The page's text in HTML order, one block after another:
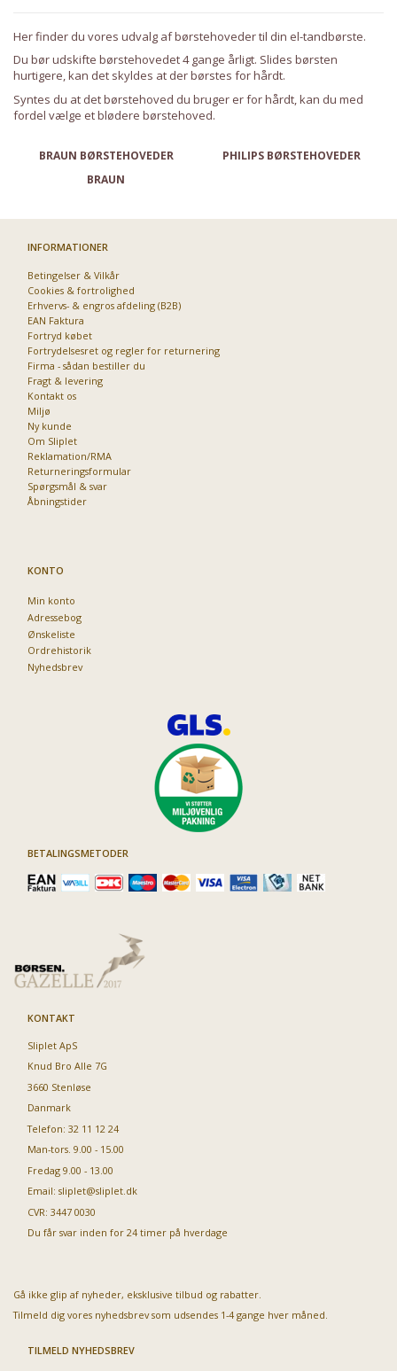
Her finder du vores udvalg af børstehoveder til din el-tandbørste.
Du bør udskifte børstehovedet 4 gange årligt. Slides børsten
hurtigere, kan det skyldes at der børstes for hårdt.
Syntes du at det børstehoved du bruger er for hårdt, kan du med
fordel vælge et blødere børstehoved.
BRAUN BØRSTEHOVEDER
PHILIPS BØRSTEHOVEDER
BRAUN
INFORMATIONER
Betingelser & Vilkår
Cookies & fortrolighed
Erhvervs- & engros afdeling (B2B)
EAN Faktura
Fortryd købet
Fortrydelsesret og regler for returnering
Firma - sådan bestiller du
Fragt & levering
Kontakt os
Miljø
Ny kunde
Om Sliplet
Reklamation/RMA
Returneringsformular
Spørgsmål & svar
Åbningstider
KONTO
Min konto
Adressebog
Ønskeliste
Ordrehistorik
Nyhedsbrev
BETALINGSMETODER
KONTAKT
Sliplet ApS
Knud Bro Alle 7G
3660 Stenløse
Danmark
Telefon: 32 11 12 24
Man-tors. 9.00 - 15.00
Fredag 9.00 - 13.00
Email: sliplet@sliplet.dk
CVR: 3447 0030
Du får svar inden for 24 timer på hverdage
Gå ikke glip af nyheder, eksklusive tilbud og rabatter.
Tilmeld dig vores nyhedsbrev som udsendes 1-4 gange hver måned.
TILMELD NYHEDSBREV